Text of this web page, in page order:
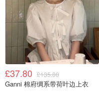
£37.80 £135.00
Ganni 棉府绸系带荷叶边上衣